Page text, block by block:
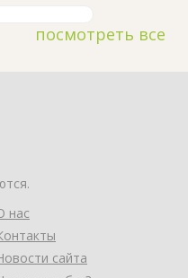
посмотреть все
нас
сайта